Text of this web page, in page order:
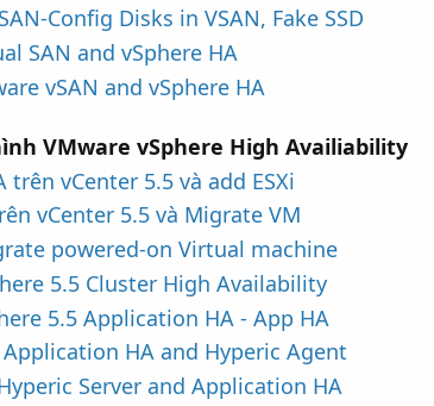
Config Disks in VSAN, Fake SSD
SAN and vSphere HA
vSAN and vSphere HA
VMware vSphere High Availiability
vCenter 5.5 và add ESXi
vCenter 5.5 và Migrate VM
powered-on Virtual machine
5.5 Cluster High Availability
5.5 Application HA - App HA
HA and Hyperic Agent
Server and Application HA